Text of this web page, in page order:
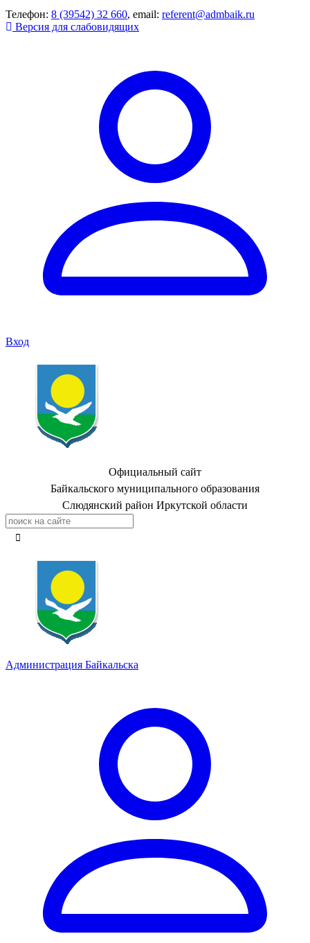
Телефон: 8 (39542) 32 660, email: referent@admbaik.ru
Версия для слабовидящих
Вход
Официальный сайт
Байкальского муниципального образования
Слюдянский район Иркутской области
Администрация Байкальска